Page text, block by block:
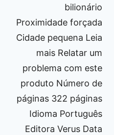
bilionário
Proximidade forçada
Cidade pequena Leia
mais Relatar um
problema com este
produto Número de
páginas 322 páginas
Idioma Português
Editora Verus Data